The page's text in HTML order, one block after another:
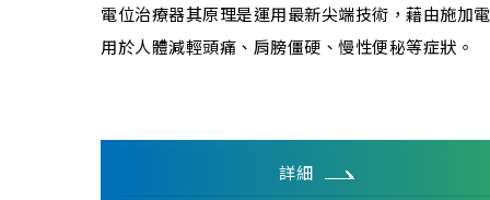
電位治療器其原理是運用最新尖端技術，藉由施加
用於人體減輕頭痛、肩膀僵硬、慢性便秘等症狀。
詳細